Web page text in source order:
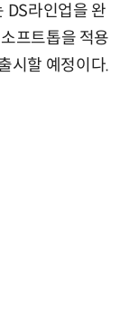
DS라인업을 완
프트톱을 적용
시할 예정이다.